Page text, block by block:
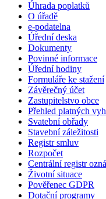
Úhrada poplatků
O úřadě
e-podatelna
Úřední deska
Dokumenty
Povinné informace
Úřední hodiny
Formuláře ke stažení
Závěrečný účet
Zastupitelstvo obce
Přehled platných
Svatební obřady
Stavební záležitosti
Registr smluv
Rozpočet
Centrální registr
Životní situace
Pověřenec GDPR
Dotační programy